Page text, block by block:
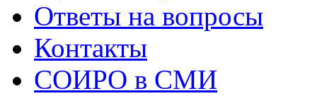
Ответы на вопросы
Контакты
СОИРО в СМИ